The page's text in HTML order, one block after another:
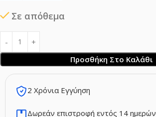
2 Χρόνια Εγγύηση
Δωρεάν επιστροφή εντός 14 ημερών
Σε απόθεμα
Προσθήκη Στο Καλάθι